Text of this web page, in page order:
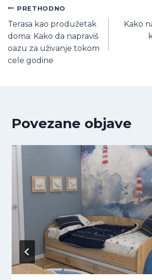
Kretanje
članka
PRETHODNO
Terasa kao produžetak
doma: Kako da napraviš
oazu za uživanje tokom
cele godine
Kako
Povezane objave